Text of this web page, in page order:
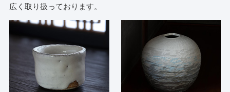
広く取り扱っております。